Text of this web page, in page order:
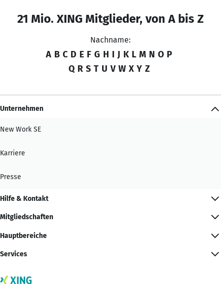
21 Mio. XING Mitglieder, von A bis Z
Nachname:
A B C D E F G H I J K L M N O P
Q R S T U V W X Y Z
Unternehmen
New Work SE
Karriere
Presse
Hilfe & Kontakt
Mitgliedschaften
Hauptbereiche
Services